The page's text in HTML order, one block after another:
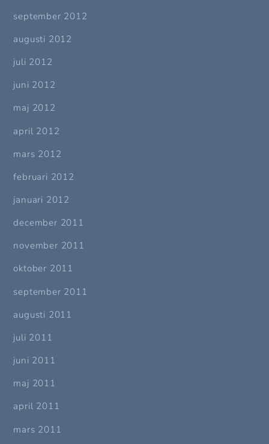
september 2012
augusti 2012
juli 2012
juni 2012
maj 2012
april 2012
mars 2012
februari 2012
januari 2012
december 2011
november 2011
oktober 2011
september 2011
augusti 2011
juli 2011
juni 2011
maj 2011
april 2011
mars 2011